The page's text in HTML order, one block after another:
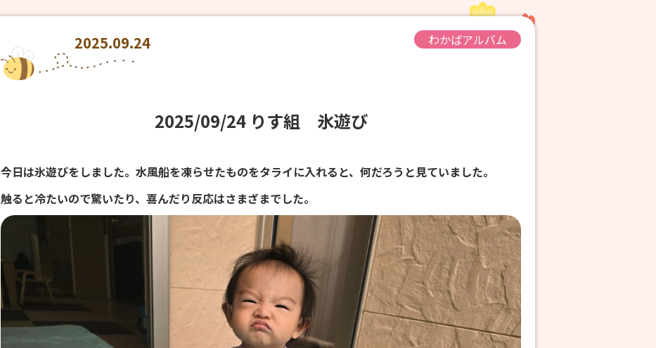
2025.09.24 わかばアルバム
2025/09/24 りす組 氷遊び
今日は氷遊びをしました。水風船を凍らせたものをタライに入れると、何だろうと見ていました。
触ると冷たいので驚いたり、喜んだり反応はさまざまでした。